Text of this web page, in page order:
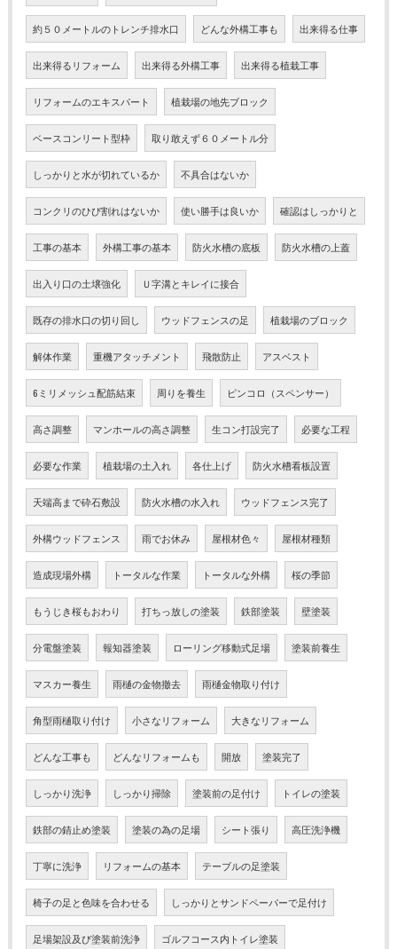
約５０メートルのトレンチ排水口 どんな外構工事も 出来得る仕事
出来得るリフォーム 出来得る外構工事 出来得る植栽工事
リフォームのエキスパート 植栽場の地先ブロック
ベースコンリート型枠 取り敢えず６０メートル分
しっかりと水が切れているか 不具合はないか
コンクリのひび割れはないか 使い勝手は良いか 確認はしっかりと
工事の基本 外構工事の基本 防火水槽の底板 防火水槽の上蓋
出入り口の土壌強化 Ｕ字溝とキレイに接合
既存の排水口の切り回し ウッドフェンスの足 植栽場のブロック
解体作業 重機アタッチメント 飛散防止 アスベスト
6ミリメッシュ配筋結束 周りを養生 ピンコロ（スペンサー）
高さ調整 マンホールの高さ調整 生コン打設完了 必要な工程
必要な作業 植栽場の土入れ 各仕上げ 防火水槽看板設置
天端高まで砕石敷設 防火水槽の水入れ ウッドフェンス完了
外構ウッドフェンス 雨でお休み 屋根材色々 屋根材種類
造成現場外構 トータルな作業 トータルな外構 桜の季節
もうじき桜もおわり 打ちっ放しの塗装 鉄部塗装 壁塗装
分電盤塗装 報知器塗装 ローリング移動式足場 塗装前養生
マスカー養生 雨樋の金物撤去 雨樋金物取り付け
角型雨樋取り付け 小さなリフォーム 大きなリフォーム
どんな工事も どんなリフォームも 開放 塗装完了
しっかり洗浄 しっかり掃除 塗装前の足付け トイレの塗装
鉄部の錆止め塗装 塗装の為の足場 シート張り 高圧洗浄機
丁寧に洗浄 リフォームの基本 テーブルの足塗装
椅子の足と色味を合わせる しっかりとサンドペーパーで足付け
足場架設及び塗装前洗浄 ゴルフコース内トイレ塗装